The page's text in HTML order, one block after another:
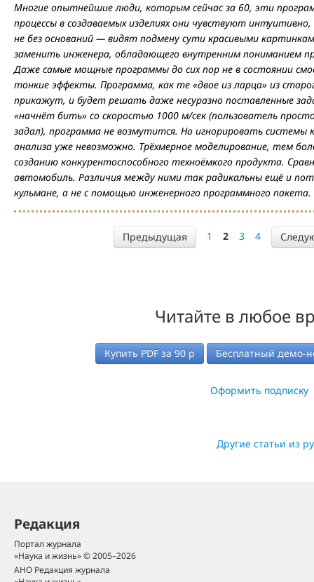
Многие опытнейшие люди, которым сейчас за 60, эти
процессы в создаваемых изделиях они чувствуют
не без оснований — видят подмену сути красивыми
заменить инженера, обладающего внутренним пониманием
Даже самые мощные программы до сих пор не в состоянии
тонкие эффекты. Программа, как те «двое из ларца» из
прикажут, и будет решать даже несуразно поставленные
«начнёт бить» со скоростью 1000 м/сек (пользователь
задал), программа не возмутится. Но игнорировать системы
анализа уже невозможно. Трёхмерное моделирование, тем
созданию конкурентоспособного техноёмкого продукта.
автомобиль. Различия между ними так радикальны ещё и
кульмане, а не с помощью инженерного программного пакета.
Предыдущая 1 2 3 4
Читайте в любое
Купить PDF за90 р Бесплатный демо-
Оформить подписку
Другие статьи из
Редакция
Портал журнала
«Наука и жизнь» © 2005–2026
АНО Редакция журнала